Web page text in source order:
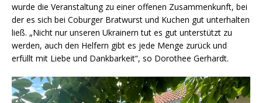
wurde die Veranstaltung zu einer offenen Zusammenkunft, bei
der es sich bei Coburger Bratwurst und Kuchen gut unterhalten
ließ. „Nicht nur unseren Ukrainern tut es gut unterstützt zu
werden, auch den Helfern gibt es jede Menge zurück und
erfüllt mit Liebe und Dankbarkeit“, so Dorothee Gerhardt.